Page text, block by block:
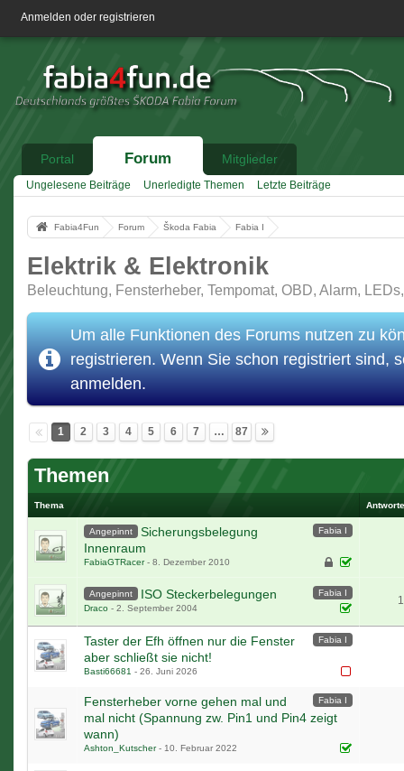
Anmelden oder registrieren
Portal Forum Mitglieder
Ungelesene Beiträge Unerledigte Themen Letzte Beiträge
Fabia4Fun Forum Škoda Fabia Fabia I
Elektrik & Elektronik
Beleuchtung, Fensterheber, Tempomat, OBD, Alarm,
Um alle Funktionen des Forums nutzen zu
registrieren. Wenn Sie schon registriert sind,
anmelden.
1 2 3 4 5 6 7 … 87
Themen
Thema
Fabia I
Angepinnt
Sicherungsbelegung
Innenraum
FabiaGTRacer- 8. Dezember 2010
Fabia I
Angepinnt ISO Steckerbelegungen
Draco - 2. September 2004
Fabia I
Taster der Efh öffnen nur die Fenster
aber schließt sie nicht!
Basti66681 - 26. Juni 2026
Fabia I
Fensterheber vorne gehen mal und
mal nicht (Spannung zw. Pin1 und Pin4 zeigt
wann)
Ashton_Kutscher- 10. Februar 2022